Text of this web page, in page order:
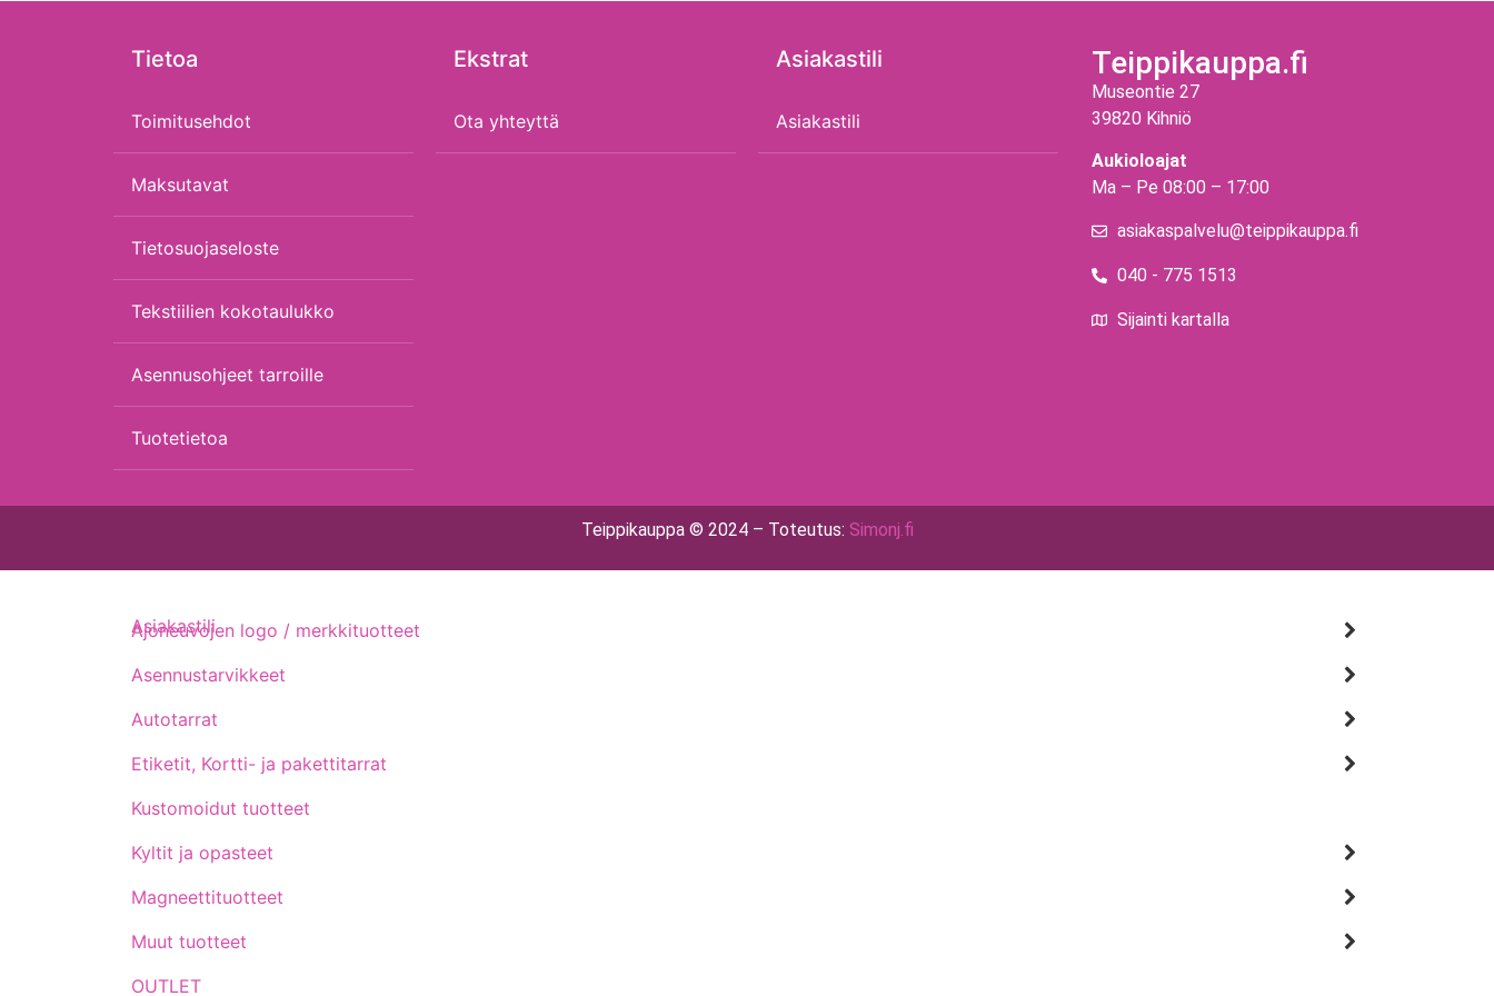
Tietoa
Toimitusehdot
Maksutavat
Tietosuojaseloste
Tekstiilien kokotaulukko
Asennusohjeet tarroille
Tuotetietoa
Ekstrat
Ota yhteyttä
Asiakastili
Asiakastili
Teippikauppa.fi
Museontie 27
39820 Kihniö
Aukioloajat
Ma – Pe 08:00 – 17:00
asiakaspalvelu@teippikauppa.fi
040 - 775 1513
Sijainti kartalla
Teippikauppa © 2024 – Toteutus: Simonj.fi
Ajoneuvojen logo / merkkituotteet
Asennustarvikkeet
Autotarrat
Etiketit, Kortti- ja pakettitarrat
Kustomoidut tuotteet
Kyltit ja opasteet
Magneettituotteet
Muut tuotteet
OUTLET
Asiakastili